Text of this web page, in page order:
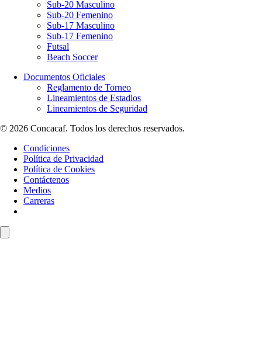
Sub-20 Masculino
Sub-20 Femenino
Sub-17 Masculino
Sub-17 Femenino
Futsal
Beach Soccer
Documentos Oficiales
Reglamento de Torneo
Lineamientos de Estadios
Lineamientos de Seguridad
© 2026 Concacaf. Todos los derechos reservados.
Condiciones
Política de Privacidad
Política de Cookies
Contáctenos
Medios
Carreras